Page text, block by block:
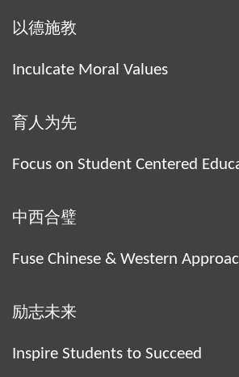
以德施教
Inculcate Moral Values
育人为先
Focus on Student Centered
中西合璧
Fuse Chinese & Western
励志未来
Inspire Students to Succeed